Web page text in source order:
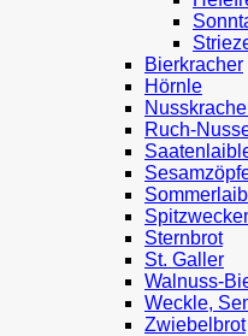
Bierkracher
Hörnle
Ruch-
Sommerlaib
Sternbrot
St. Galler
Walnuss-
Weckle,
Zwiebelbrot